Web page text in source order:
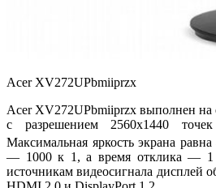
Acer XV272UPbmiiprzx
Acer XV272UPbmiiprzx выполнен на
с разрешением 2560х1440
Максимальная яркость экрана
— 1000 к 1, а время отклика — 1
источникам видеосигнала дисплей